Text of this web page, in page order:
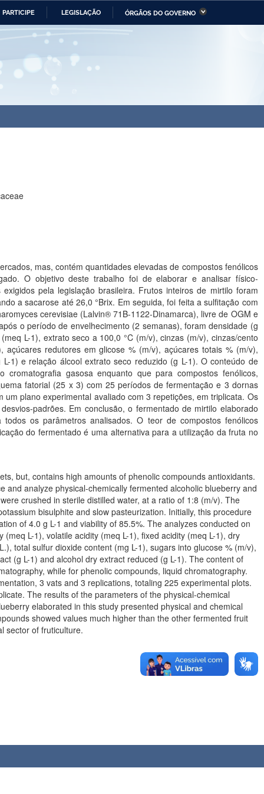
PARTICIPE LEGISLAÇÃO ÓRGÃOS DO GOVERNO
da Economia Ministério da Infraestrutura
mas, contém quantidades elevadas de compostos fenólicos
O objetivo deste trabalho foi de elaborar e analisar físico-
pela legislação brasileira. Frutos inteiros de mirtilo foram
a sacarose até 26,0 °Brix. Em seguida, foi feita a sulfitação com
cerevisiae (Lalvin® 71B-1122-Dinamarca), livre de OGM e
o período de envelhecimento (2 semanas), foram densidade (g
L-1), extrato seco a 100,0 °C (m/v), cinzas (m/v), cinzas/cento
redutores em glicose % (m/v), açúcares totais % (m/v),
1) e relação álcool extrato seco reduzido (g L-1). O conteúdo de
gasosa enquanto que para compostos fenólicos,
fatorial (25 x 3) com 25 períodos de fermentação e 3 dornas
plano experimental avaliado com 3 repetições, em triplicata. Os
padrões. Em conclusão, o fermentado de mirtilo elaborado
os parâmetros analisados. O teor de compostos fenólicos
do fermentado é uma alternativa para a utilização da fruta no
but, contains high amounts of phenolic compounds antioxidants.
analyze physical-chemically fermented alcoholic blueberry and
crushed in sterile distilled water, at a ratio of 1:8 (m/v). The
bisulphite and slow pasteurization. Initially, this procedure
of 4.0 g L-1 and viability of 85.5%. The analyzes conducted on
L-1), volatile acidity (meq L-1), fixed acidity (meq L-1), dry
total sulfur dioxide content (mg L-1), sugars into glucose % (m/v),
(g L-1) and alcohol dry extract reduced (g L-1). The content of
while for phenolic compounds, liquid chromatography.
3 vats and 3 replications, totaling 225 experimental plots.
The results of the parameters of the physical-chemical
elaborated in this study presented physical and chemical
showed values much higher than the other fermented fruit
sector of fruticulture.